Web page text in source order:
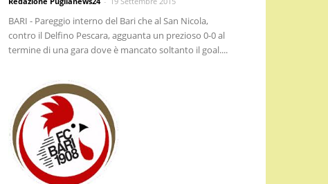
BARI - Pareggio interno del Bari che al San Nicola,
contro il Delfino Pescara, agguanta un prezioso 0-0 al
termine di una gara dove è mancato soltanto il goal....